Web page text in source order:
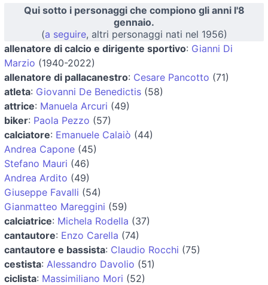
Qui sotto i personaggi che compiono gli anni l'8
gennaio.
(a seguire, altri personaggi nati nel 1956)
allenatore di calcio e dirigente sportivo: Gianni Di
Marzio (1940-2022)
allenatore di pallacanestro: Cesare Pancotto (71)
atleta: Giovanni De Benedictis (58)
attrice: Manuela Arcuri (49)
biker: Paola Pezzo (57)
calciatore: Emanuele Calaiò (44)
Andrea Capone (45)
Stefano Mauri (46)
Andrea Ardito (49)
Giuseppe Favalli (54)
Gianmatteo Mareggini (59)
calciatrice: Michela Rodella (37)
cantautore: Enzo Carella (74)
cantautore e bassista: Claudio Rocchi (75)
cestista: Alessandro Davolio (51)
ciclista: Massimiliano Mori (52)